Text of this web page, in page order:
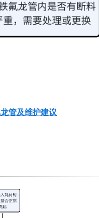
管及维护建议